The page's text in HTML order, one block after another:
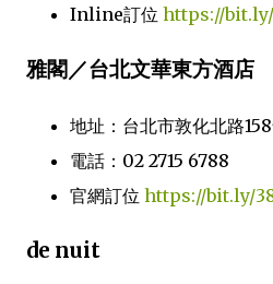
Inline訂位 https://bit.ly/
雅閣／台北文華東方酒店
地址：台北市敦化北路
電話：02 2715 6788
官網訂位 https://bit.ly/
de nuit